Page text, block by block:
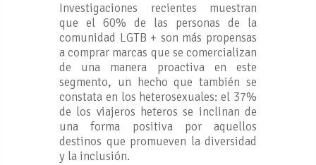
Investigaciones recientes muestran
que el 60% de las personas de la
comunidad LGTB + son más propensas
a comprar marcas que se comercializan
de una manera proactiva en este
segmento, un hecho que también se
constata en los heterosexuales: el 37%
de los viajeros heteros se inclinan de
una forma positiva por aquellos
destinos que promueven la diversidad
y la inclusión.